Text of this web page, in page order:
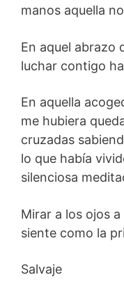
manos aquella
En aquel abrazo
luchar contigo
En aquella
me hubiera
cruzadas
lo que había
silenciosa
Mirar a los ojos
siente como la
Salvaje